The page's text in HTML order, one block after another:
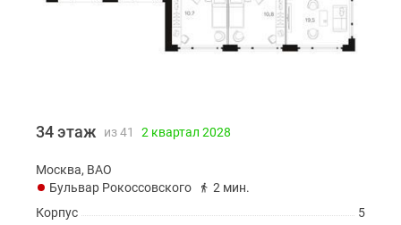
34 этаж из 41 2 квартал 2028
Москва, ВАО
Бульвар Рокоссовского
2 мин.
5
Корпус